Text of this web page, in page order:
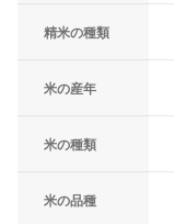
精米の種類
米の産年
米の種類
米の品種